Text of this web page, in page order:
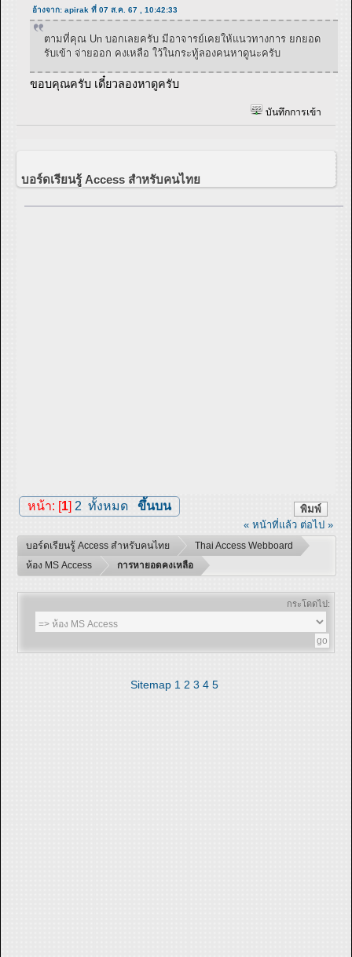
อ้างจาก: apirak ที่ 07 ส.ค. 67 , 10:42:33
ตามที่คุณ Un บอกเลยครับ มีอาจารย์เคยให้แนวทางการ ยกยอด
รับเข้า จ่ายออก คงเหลือ ใว้ในกระทู้ลองคนหาดูนะครับ
ขอบคุณครับ เดี๋ยวลองหาดูครับ
บันทึกการเข้า
บอร์ดเรียนรู้ Access สำหรับคนไทย
พิมพ์
หน้า: [1] 2 ทั้งหมด ขึ้นบน
« หน้าที่แล้ว ต่อไป »
บอร์ดเรียนรู้ Access สำหรับคนไทย
Thai Access Webboard
ห้อง MS Access
การหายอดคงเหลือ
กระโดดไป:
Sitemap 1 2 3 4 5